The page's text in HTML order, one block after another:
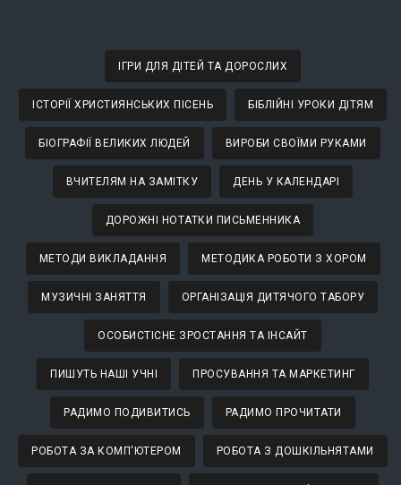
ІГРИ ДЛЯ ДІТЕЙ ТА ДОРОСЛИХ
ІСТОРІЇ ХРИСТИЯНСЬКИХ ПІСЕНЬ БІБЛІЙНІ УРОКИ ДІТЯМ
БІОГРАФІЇ ВЕЛИКИХ ЛЮДЕЙ ВИРОБИ СВОЇМИ РУКАМИ
ВЧИТЕЛЯМ НА ЗАМІТКУ ДЕНЬ У КАЛЕНДАРІ
ДОРОЖНІ НОТАТКИ ПИСЬМЕННИКА
МЕТОДИ ВИКЛАДАННЯ МЕТОДИКА РОБОТИ З ХОРОМ
МУЗИЧНІ ЗАНЯТТЯ ОРГАНІЗАЦІЯ ДИТЯЧОГО ТАБОРУ
ОСОБИСТІСНЕ ЗРОСТАННЯ ТА ІНСАЙТ
ПИШУТЬ НАШІ УЧНІ ПРОСУВАННЯ ТА МАРКЕТИНГ
РАДИМО ПОДИВИТИСЬ РАДИМО ПРОЧИТАТИ
РОБОТА ЗА КОМП'ЮТЕРОМ РОБОТА З ДОШКІЛЬНЯТАМИ